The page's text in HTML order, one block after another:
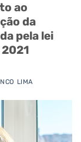
ao
da
pela lei
2021
LIMA